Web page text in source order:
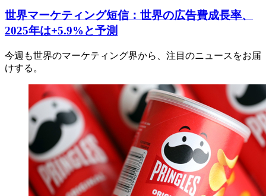
世界マーケティング短信：世界の広告費成長率、
2025年は+5.9%と予測
今週も世界のマーケティング界から、注目のニュースをお届
けする。